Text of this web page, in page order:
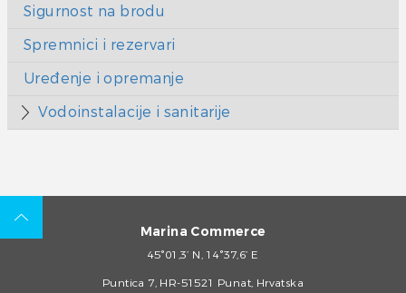
Sigurnost na brodu
Spremnici i rezervari
Uređenje i opremanje
Vodoinstalacije i sanitarije
Marina Commerce
45°01,3’ N, 14°37,6’ E
Puntica 7, HR-51521 Punat, Hrvatska